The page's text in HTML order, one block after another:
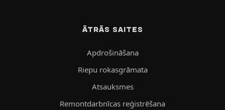
ĀTRĀS SAITES
Apdrošināšana
Riepu rokasgrāmata
Atsauksmes
Remontdarbnīcas reģistrēšana